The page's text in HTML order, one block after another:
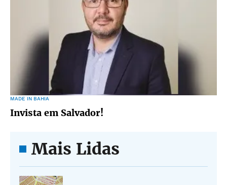
MADE IN BAHIA
Invista em Salvador!
Mais Lidas